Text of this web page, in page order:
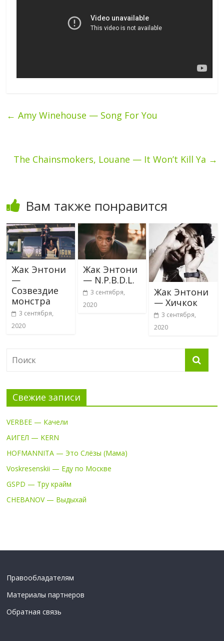
← Amy Winehouse — Song For You
The Chainsmokers, Louane — It Won’t Kill Ya →
Вам также понравится
Жак Энтони
—
Созвездие
монстра
3 сентября,
2020
Жак Энтони
— N.P.B.D.L.
3 сентября,
2020
Жак Энтони
— Хичкок
3 сентября,
2020
Свежие записи
VERBEE — Качели
АИГЕЛ — KERN
HOFMANNITA — Это Слёзы (Мама)
Voskresenskii — Еду по Москве
GSPD — Тру крайм
CHEBANOV — Выдыхай
Правообладателям
Материалы партнеров
Обратная связь